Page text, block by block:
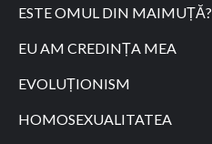
ESTE OMUL DIN MAIMUȚĂ?
EU AM CREDINȚA MEA
EVOLUȚIONISM
HOMOSEXUALITATEA